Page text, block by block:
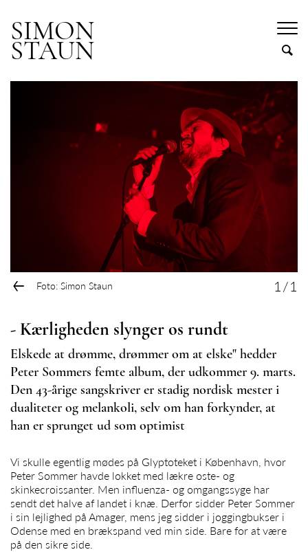
SIMON
STAUN
← Foto: Simon Staun 1 /1
- Kærligheden slynger os rundt
Elskede at drømme, drømmer om at elske" hedder
Peter Sommers femte album, der udkommer 9. marts.
Den 43-årige sangskriver er stadig nordisk mester i
dualiteter og melankoli, selv om han forkynder, at
han er sprunget ud som optimist
Vi skulle egentlig mødes på Glyptoteket i København, hvor
Peter Sommer havde lokket med lækre oste- og
skinkecroissanter. Men influenza- og omgangssyge har
sendt det halve af landet i knæ. Derfor sidder Peter Sommer
i sin lejlighed på Amager, mens jeg sidder i joggingbukser i
Odense med en brækspand ved min side. Bare for at være
på den sikre side.